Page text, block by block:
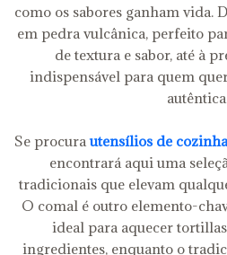
como os sabores ganham vida.
em pedra vulcânica, perfeito
de textura e sabor, até à
indispensável para quem
Se procurautensílios de
encontrará aqui uma
tradicionais que elevam
O comal é outro elemento-
ideal para aquecer
ingredientes, enquanto o